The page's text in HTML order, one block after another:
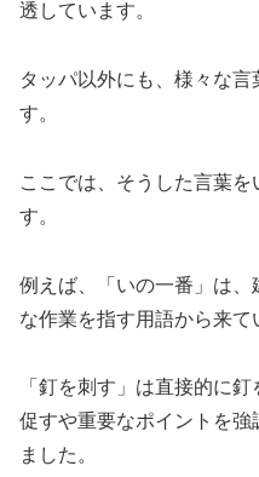
透しています。
タッパ以外にも、様々な
す。
ここでは、そうした言葉
す。
例えば、「いの一番」は
な作業を指す用語から来て
「釘を刺す」は直接的に
促すや重要なポイントを強
ました。